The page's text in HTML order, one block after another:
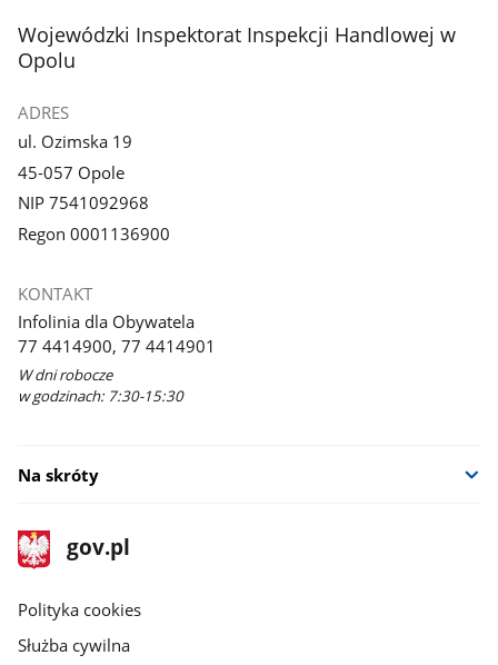
stopka
Wojewódzki Inspektorat Inspekcji Handlowej w
Opolu
ADRES
ul. Ozimska 19
45-057 Opole
NIP 7541092968
Regon 0001136900
KONTAKT
Infolinia dla Obywatela
77 4414900, 77 4414901
W dni robocze
w godzinach: 7:30-15:30
Na skróty
stopka
gov.pl
Strona
gov.pl
gov.pl
Polityka cookies
Służba cywilna